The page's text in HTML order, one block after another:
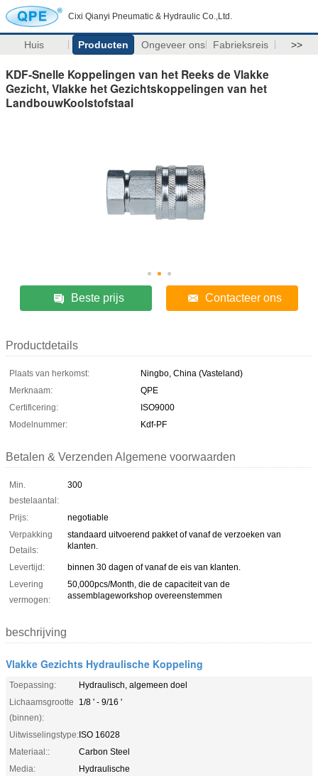
Cixi Qianyi Pneumatic & Hydraulic Co.,Ltd.
Huis Producten Ongeveer ons Fabrieksreis >>
KDF-Snelle Koppelingen van het Reeks de Vlakke
Gezicht, Vlakke het Gezichtskoppelingen van het
LandbouwKoolstofstaal
Beste prijs Contacteer ons
Productdetails
Plaats van herkomst:
Ningbo, China (Vasteland)
Merknaam:
QPE
Certificering:
ISO9000
Modelnummer:
Kdf-PF
Betalen & Verzenden Algemene voorwaarden
Min.
bestelaantal:
300
Prijs:
negotiable
Verpakking
Details:
standaard uitvoerend pakket of vanaf de verzoeken van
klanten.
Levertijd:
binnen 30 dagen of vanaf de eis van klanten.
Levering
vermogen:
50,000pcs/Month, die de capaciteit van de
assemblageworkshop overeenstemmen
beschrijving
Vlakke Gezichts Hydraulische Koppeling
Toepassing:
Hydraulisch, algemeen doel
Lichaamsgrootte
(binnen):
1/8 ' - 9/16 '
Uitwisselingstype:ISO 16028
Materiaal::
Carbon Steel
Media:
Hydraulische